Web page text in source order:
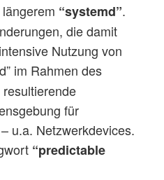
“systemd”.
die damit
Nutzung von
im Rahmen des
für
u.a. Netzwerkdevices.
“predictable